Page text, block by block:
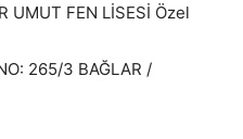
UMUT FEN LİSESİ Özel
265/3 BAĞLAR /